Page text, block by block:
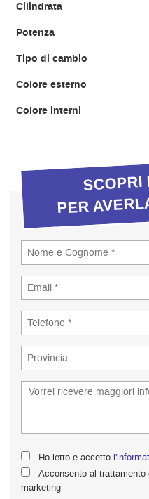
Cilindrata
Potenza
Tipo di cambio
Colore esterno
Colore interni
SCOPRI
PER
Ho letto e accetto
Acconsento al
marketing
questi
strumenti
tracciamento
si
rimanda
alla
cookie
e
modificare
le
tue
scelte
in
qualsiasi
momento.
Cookie necessari
Cookie per il
Cookie analitici